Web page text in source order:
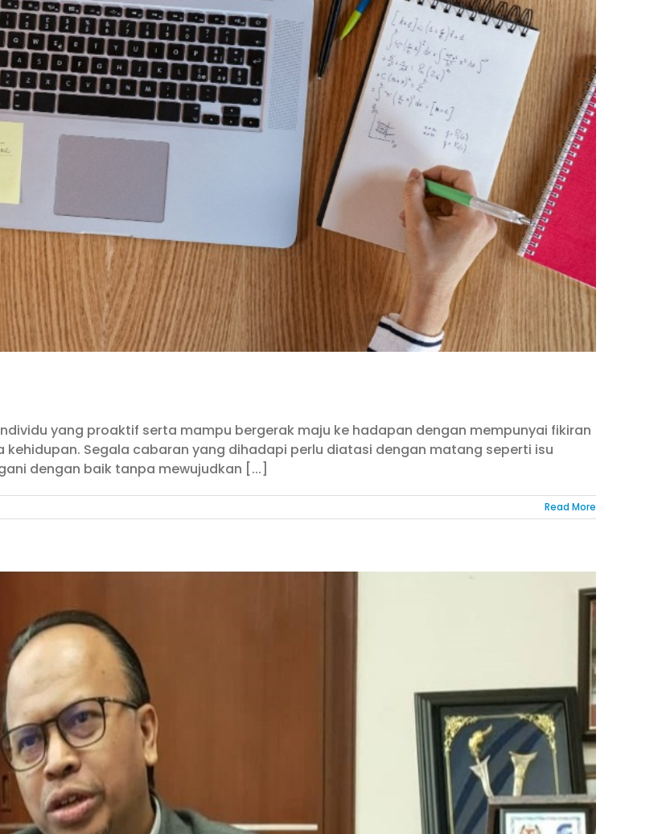
yang proaktif serta mampu bergerak maju ke hadapan dengan mempunyai fikiran
Segala cabaran yang dihadapi perlu diatasi dengan matang seperti isu
dengan baik tanpa mewujudkan [...]
Read More